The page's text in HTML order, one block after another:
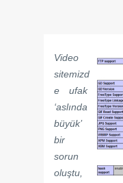
Video
sitemizd
e ufak
‘aslında
büyük’
bir
sorun
oluştu,